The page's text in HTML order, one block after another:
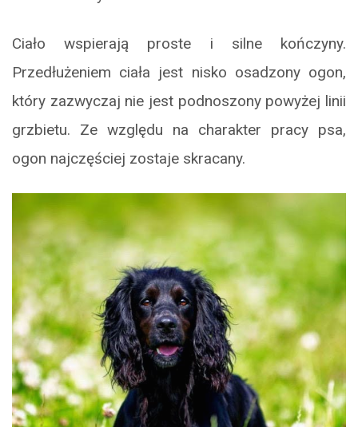
Ciało wspierają proste i silne kończyny.
Przedłużeniem ciała jest nisko osadzony ogon,
który zazwyczaj nie jest podnoszony powyżej linii
grzbietu. Ze względu na charakter pracy psa,
ogon najczęściej zostaje skracany.